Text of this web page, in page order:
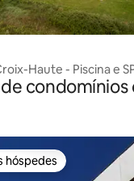
Haute - Piscina e
condomínios
preferidos dos
hóspedes